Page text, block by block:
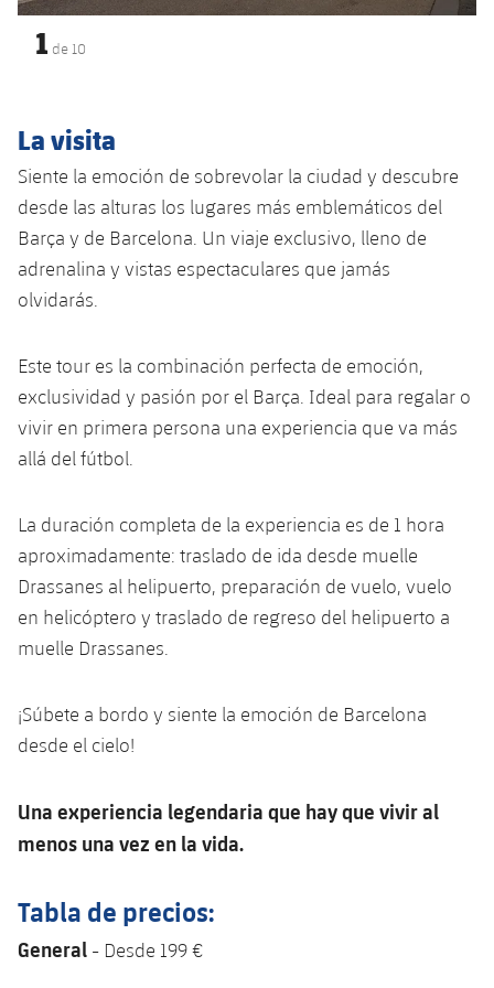
Jugadores
Palmarés
Clasificaciones
Alevín
plusicon
más
Masculino
Femenino
Agenda
Actualidad
Jugadores
Calendario
Clasificaciones
plusicon
más
Actualidad
Jugadores
Resultados
Clasificaciones
plusicon
más
Noticias
Hockey Hierba Femenino
Patinaje artístico
plusicon
más
Plantilla
Agenda
Rugby
plusicon
más
Actualidad
Jugadores
Calendario
Resultados
Fotos
Voleibol
plusicon
más
Noticias
Voleibol masculino
Voleibol femenino
Apúntate a las amateurs
plusicon
más
Apúntate a las amateurs
Carnet de las Secciones Amateurs
PLUSICON
MÁS
League of Legends
VALORANT Game Changers
eFootball
1 de 10
La visita
Siente la emoción de sobrevolar la ciudad y descubre
desde las alturas los lugares más emblemáticos del
Barça y de Barcelona. Un viaje exclusivo, lleno de
adrenalina y vistas espectaculares que jamás
olvidarás.
Este tour es la combinación perfecta de emoción,
exclusividad y pasión por el Barça. Ideal para regalar o
vivir en primera persona una experiencia que va más
allá del fútbol.
La duración completa de la experiencia es de 1 hora
aproximadamente: traslado de ida desde muelle
Drassanes al helipuerto, preparación de vuelo, vuelo
en helicóptero y traslado de regreso del helipuerto a
muelle Drassanes.
¡Súbete a bordo y siente la emoción de Barcelona
desde el cielo!
Una experiencia legendaria que hay que vivir al
menos una vez en la vida.
Tabla de precios:
General - Desde 199 €